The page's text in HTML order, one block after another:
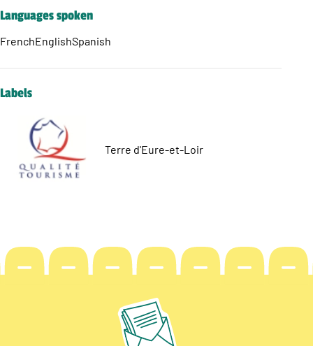
Languages spoken
FrenchEnglishSpanish
Labels
Terre d'Eure-et-Loir